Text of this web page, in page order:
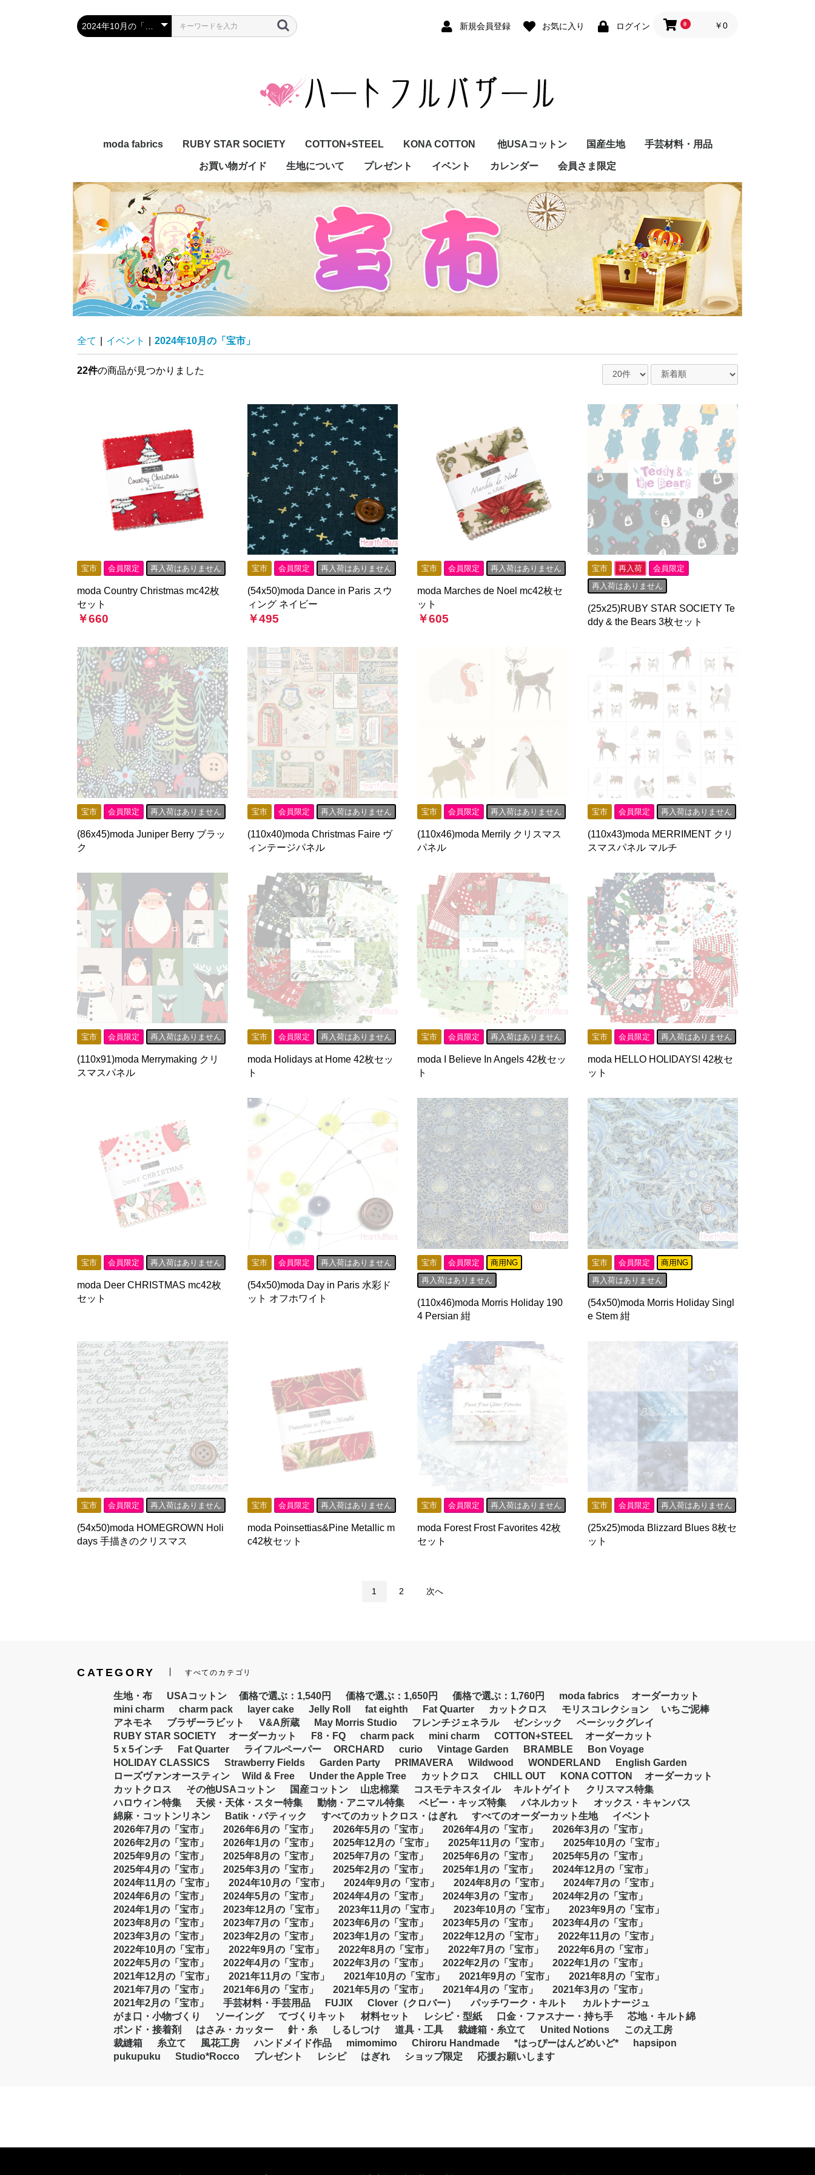
新規会員登録 お気に入り ログイン 0 ￥0
moda fabrics RUBY STAR SOCIETY COTTON+STEEL KONA COTTON 他USAコットン 国産生地 手芸材料・用品
お買い物ガイド 生地について プレゼント イベント カレンダー 会員さま限定
全て イベント 2024年10月の「宝市」
22件の商品が見つかりました
宝市 会員限定 再入荷はありません
moda Country Christmas mc42枚
セット
￥660
宝市 会員限定 再入荷はありません
(54x50)moda Dance in Paris スウ
ィング ネイビー
￥495
宝市 会員限定 再入荷はありません
moda Marches de Noel mc42枚セ
ット
￥605
宝市 再入荷
会員限定
再入荷はありません
(25x25)RUBY STAR SOCIETY Te
ddy & the Bears 3枚セット
宝市 会員限定 再入荷はありません
(86x45)moda Juniper Berry ブラッ
ク
宝市 会員限定 再入荷はありません
(110x40)moda Christmas Faire ヴ
ィンテージパネル
宝市 会員限定 再入荷はありません
(110x46)moda Merrily クリスマス
パネル
宝市 会員限定 再入荷はありません
(110x43)moda MERRIMENT クリ
スマスパネル マルチ
宝市 会員限定 再入荷はありません
(110x91)moda Merrymaking クリ
スマスパネル
宝市 会員限定 再入荷はありません
moda Holidays at Home 42枚セッ
ト
宝市 会員限定 再入荷はありません
moda I Believe In Angels 42枚セッ
ト
宝市 会員限定 再入荷はありません
moda HELLO HOLIDAYS! 42枚セ
ット
宝市 会員限定 再入荷はありません
moda Deer CHRISTMAS mc42枚
セット
宝市 会員限定 再入荷はありません
(54x50)moda Day in Paris 水彩ド
ット オフホワイト
宝市 会員限定
商用NG
再入荷はありません
(110x46)moda Morris Holiday 190
4 Persian 紺
宝市 会員限定
商用NG
再入荷はありません
(54x50)moda Morris Holiday Singl
e Stem 紺
宝市 会員限定 再入荷はありません
(54x50)moda HOMEGROWN Holi
days 手描きのクリスマス
宝市 会員限定 再入荷はありません
moda Poinsettias&Pine Metallic m
c42枚セット
宝市 会員限定 再入荷はありません
moda Forest Frost Favorites 42枚
セット
宝市 会員限定 再入荷はありません
(25x25)moda Blizzard Blues 8枚セ
ット
1 2 次へ
CATEGORY すべてのカテゴリ
生地・布 USAコットン 価格で選ぶ：1,540円 価格で選ぶ：1,650円 価格で選ぶ：1,760円 moda fabrics
オーダーカット
mini charm
charm pack layer cake Jelly Roll fat eighth Fat Quarter カットクロス モリスコレクション
いちご泥棒
アネモネ
ブラザーラビット V&A所蔵 May Morris Studio フレンチジェネラル ゼンシック
ベーシックグレイ
RUBY STAR SOCIETY
オーダーカット F8・FQ charm pack mini charm COTTON+STEEL
オーダーカット
5ｘ5インチ
Fat Quarter ライフルペーパー ORCHARD curio Vintage Garden BRAMBLE
Bon Voyage
HOLIDAY CLASSICS
Strawberry Fields Garden Party PRIMAVERA Wildwood WONDERLAND
English Garden
ローズヴァンオースティン
Wild & Free Under the Apple Tree カットクロス CHILL OUT KONA COTTON
オーダーカット
カットクロス
その他USAコットン 国産コットン 山忠棉業 コスモテキスタイル キルトゲイト
クリスマス特集
ハロウィン特集
天候・天体・スター特集 動物・アニマル特集 ベビー・キッズ特集 パネルカット
オックス・キャンバス
綿麻・コットンリネン
Batik・バティック すべてのカットクロス・はぎれ すべてのオーダーカット生地
イベント
2026年7月の「宝市」
2026年6月の「宝市」 2026年5月の「宝市」 2026年4月の「宝市」
2026年3月の「宝市」
2026年2月の「宝市」
2026年1月の「宝市」 2025年12月の「宝市」 2025年11月の「宝市」
2025年10月の「宝市」
2025年9月の「宝市」
2025年8月の「宝市」 2025年7月の「宝市」 2025年6月の「宝市」
2025年5月の「宝市」
2025年4月の「宝市」
2025年3月の「宝市」 2025年2月の「宝市」 2025年1月の「宝市」
2024年12月の「宝市」
2024年11月の「宝市」
2024年10月の「宝市」 2024年9月の「宝市」 2024年8月の「宝市」
2024年7月の「宝市」
2024年6月の「宝市」
2024年5月の「宝市」 2024年4月の「宝市」 2024年3月の「宝市」
2024年2月の「宝市」
2024年1月の「宝市」
2023年12月の「宝市」 2023年11月の「宝市」 2023年10月の「宝市」
2023年9月の「宝市」
2023年8月の「宝市」
2023年7月の「宝市」 2023年6月の「宝市」 2023年5月の「宝市」
2023年4月の「宝市」
2023年3月の「宝市」
2023年2月の「宝市」 2023年1月の「宝市」 2022年12月の「宝市」
2022年11月の「宝市」
2022年10月の「宝市」
2022年9月の「宝市」 2022年8月の「宝市」 2022年7月の「宝市」
2022年6月の「宝市」
2022年5月の「宝市」
2022年4月の「宝市」 2022年3月の「宝市」 2022年2月の「宝市」
2022年1月の「宝市」
2021年12月の「宝市」
2021年11月の「宝市」 2021年10月の「宝市」 2021年9月の「宝市」
2021年8月の「宝市」
2021年7月の「宝市」
2021年6月の「宝市」 2021年5月の「宝市」 2021年4月の「宝市」
2021年3月の「宝市」
2021年2月の「宝市」
手芸材料・手芸用品 FUJIX Clover（クロバー） パッチワーク・キルト
カルトナージュ
がま口・小物づくり
ソーイング てづくりキット 材料セット レシピ・型紙 口金・ファスナー・持ち手
芯地・キルト綿
ボンド・接着剤
はさみ・カッター 針・糸 しるしつけ 道具・工具 裁縫箱・糸立て United Notions
このえ工房
裁縫箱
糸立て 風花工房 ハンドメイド作品 mimomimo Chiroru Handmade *はっぴーはんどめいど*
hapsipon
pukupuku
Studio*Rocco プレゼント レシピ はぎれ ショップ限定 応援お願いします